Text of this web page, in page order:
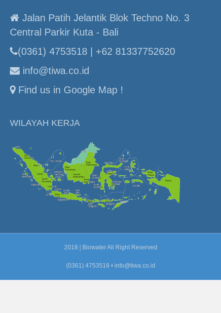
Jalan Patih Jelantik Blok Techno No. 3
Central Parkir Kuta - Bali
(0361) 4753518 | +62 81337752620
info@tiwa.co.id
Find us in Google Map !
WILAYAH KERJA
2018 | Biowater All Right Reserved
(0361) 4753518 • info@tiwa.co.id